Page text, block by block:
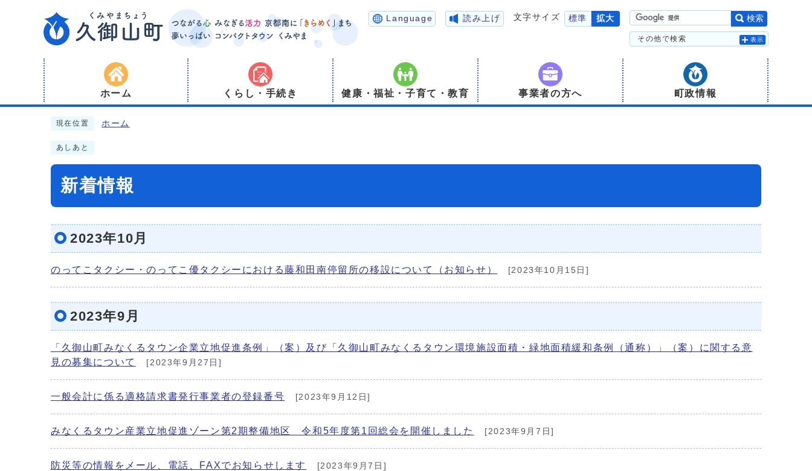
Language 読み上げ 文字サイズ 標準 拡大 検索
その他で検索 表示
ホーム くらし・手続き 健康・福祉・子育て・教育 事業者の方へ 町政情報
現在位置 ホーム
あしあと
新着情報
2023年10月
のってこタクシー・のってこ優タクシーにおける藤和田南停留所の移設について（お知らせ） [2023年10月15日]
2023年9月
「久御山町みなくるタウン企業立地促進条例」（案）及び「久御山町みなくるタウン環境施設面積・緑地面積緩和条例（通称）」（案）に関する意
見の募集について
[2023年9月27日]
一般会計に係る適格請求書発行事業者の登録番号 [2023年9月12日]
みなくるタウン産業立地促進ゾーン第2期整備地区 令和5年度第1回総会を開催しました [2023年9月7日]
防災等の情報をメール、電話、FAXでお知らせします [2023年9月7日]